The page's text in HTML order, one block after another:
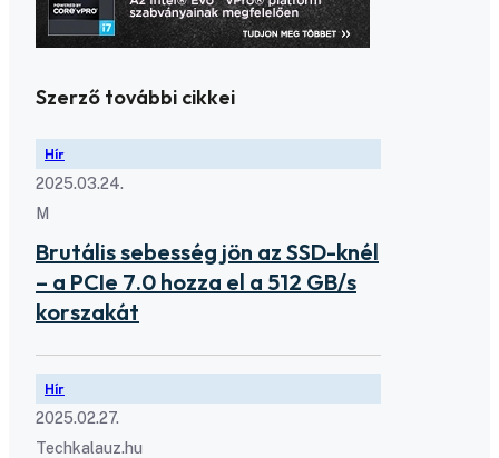
Szerző további cikkei
Hír
2025.03.24.
M
Brutális sebesség jön az SSD-knél
– a PCIe 7.0 hozza el a 512 GB/s
korszakát
Hír
2025.02.27.
Techkalauz.hu